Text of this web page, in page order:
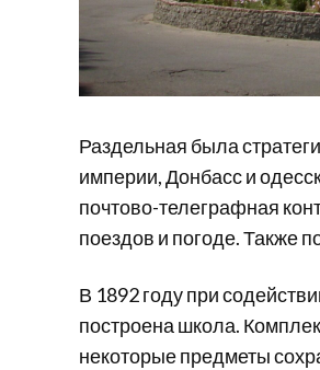
Раздельная была
империи, Донбасс и
почтово-телеграфная
поездов и погоде. Также
В 1892 году при
построена школа.
некоторые предметы